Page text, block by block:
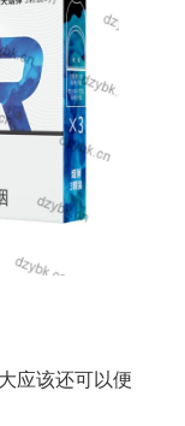
应该还可以便